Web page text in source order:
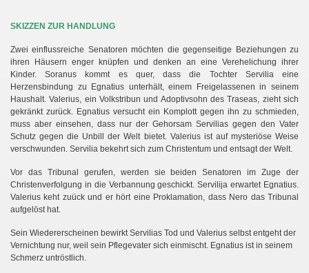
SKIZZEN ZUR HANDLUNG
Zwei einflussreiche Senatoren möchten die gegenseitige Beziehungen zu
ihren Häusern enger knüpfen und denken an eine Verehelichung ihrer
Kinder. Soranus kommt es quer, dass die Tochter Servilia eine
Herzensbindung zu Egnatius unterhält, einem Freigelassenen in seinem
Haushalt. Valerius, ein Volkstribun und Adoptivsohn des Traseas, zieht sich
gekränkt zurück. Egnatius versucht ein Komplott gegen ihn zu schmieden,
muss aber einsehen, dass nur der Gehorsam Servilias gegen den Vater
Schutz gegen die Unbill der Welt bietet. Valerius ist auf mysteriöse Weise
verschwunden. Servilia bekehrt sich zum Christentum und entsagt der Welt.
Vor das Tribunal gerufen, werden sie beiden Senatoren im Zuge der
Christenverfolgung in die Verbannung geschickt. Servilija erwartet Egnatius.
Valerius keht zuück und er hört eine Proklamation, dass Nero das Tribunal
aufgelöst hat.
Sein Wiedererscheinen bewirkt Servilias Tod und Valerius selbst entgeht der
Vernichtung nur, weil sein Pflegevater sich einmischt. Egnatius ist in seinem
Schmerz untröstlich